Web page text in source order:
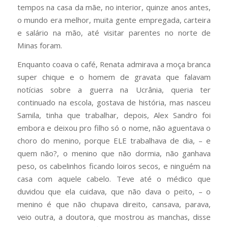
tempos na casa da mãe, no interior, quinze anos antes,
o mundo era melhor, muita gente empregada, carteira
e salário na mão, até visitar parentes no norte de
Minas foram.
Enquanto coava o café, Renata admirava a moça branca
super chique e o homem de gravata que falavam
notícias sobre a guerra na Ucrânia, queria ter
continuado na escola, gostava de história, mas nasceu
Samila, tinha que trabalhar, depois, Alex Sandro foi
embora e deixou pro filho só o nome, não aguentava o
choro do menino, porque ELE trabalhava de dia, – e
quem não?, o menino que não dormia, não ganhava
peso, os cabelinhos ficando loiros secos, e ninguém na
casa com aquele cabelo. Teve até o médico que
duvidou que ela cuidava, que não dava o peito, – o
menino é que não chupava direito, cansava, parava,
veio outra, a doutora, que mostrou as manchas, disse